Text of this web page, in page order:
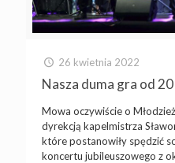
26 kwietnia 2022
Nasza duma gra od
Mowa oczywiście o
dyrekcją kapelmistrza
które postanowiły spędzić
koncertu jubileuszowego z